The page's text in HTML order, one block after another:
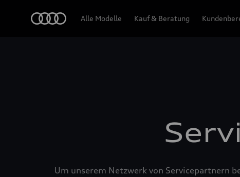
Alle Modelle Kauf & Beratung
Um unserem Netzwerk von Servicepartnern